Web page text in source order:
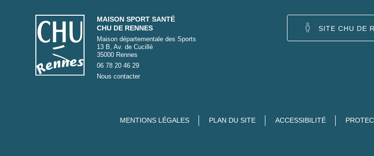
MAISON SPORT SANTÉ
CHU DE RENNES
Maison départementale des Sports
13 B, Av. de Cucillé
35000 Rennes
06 78 20 46 29
Nous contacter
SITE CHU DE
MENTIONS LÉGALES PLAN DU SITE ACCESSIBILITÉ